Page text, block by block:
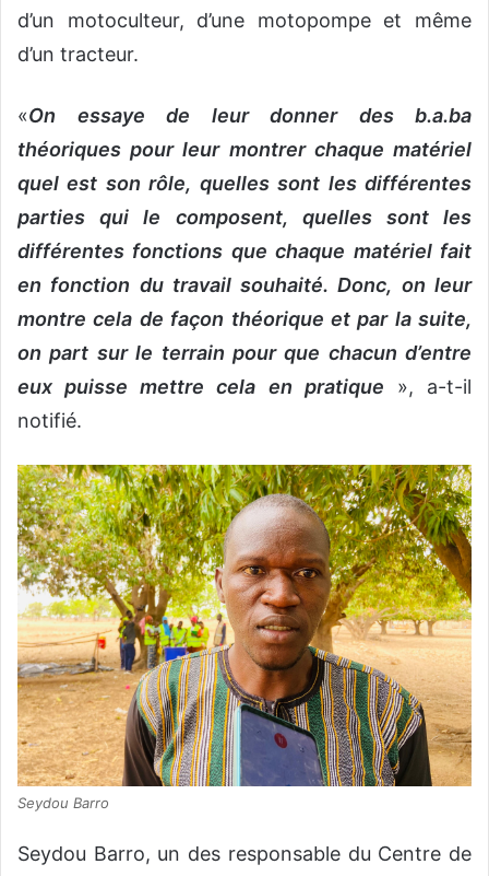
d’un motoculteur, d’une motopompe et même
d’un tracteur.
«On essaye de leur donner des b.a.ba
théoriques pour leur montrer chaque matériel
quel est son rôle, quelles sont les différentes
parties qui le composent, quelles sont les
différentes fonctions que chaque matériel fait
en fonction du travail souhaité. Donc, on leur
montre cela de façon théorique et par la suite,
on part sur le terrain pour que chacun d’entre
eux puisse mettre cela en pratique », a-t-il
notifié.
Seydou Barro
Seydou Barro, un des responsable du Centre de